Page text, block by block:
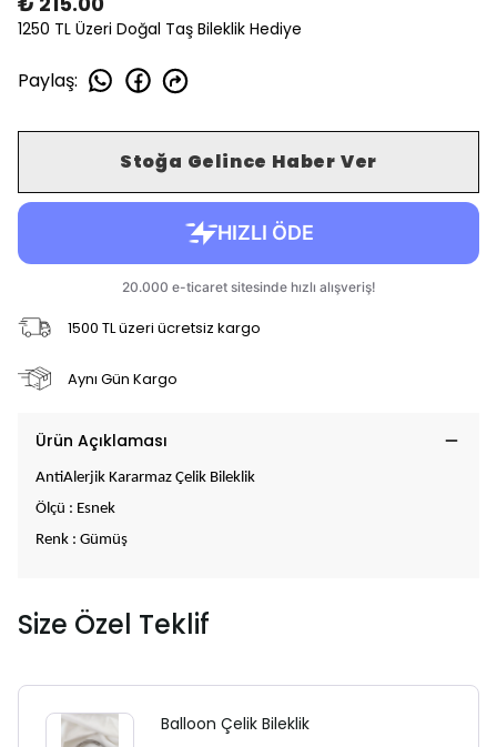
1250 TL Üzeri Doğal Taş Bileklik Hediye
Paylaş:
Stoğa Gelince Haber Ver
1500 TL üzeri ücretsiz kargo
Aynı Gün Kargo
Ürün Açıklaması
AntiAlerjik Kararmaz Çelik Bileklik
Ölçü : Esnek
Renk : Gümüş
Size Özel Teklif
Balloon Çelik Bileklik